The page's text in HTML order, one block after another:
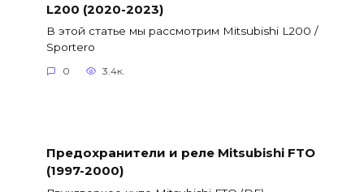
L200 (2020-2023)
В этой статье мы рассмотрим Mitsubishi L200 /
Sportero
0 3.4к.
Предохранители и реле Mitsubishi FTO
(1997-2000)